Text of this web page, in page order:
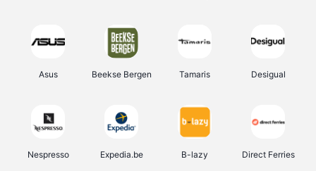
Asus Beekse Bergen Tamaris Desigual
Nespresso Expedia.be B-lazy Direct Ferries